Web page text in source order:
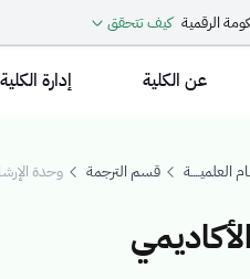
الرقمية كيف تتحقق
عن الكلية إدارة الكلية
العلميــــة قسم الترجمة وحدة